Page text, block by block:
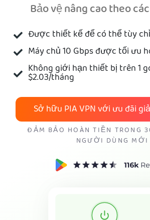
Đăng nhập
Bảo vệ nâng cao theo
Được thiết kế để có thể tùy
Máy chủ 10 Gbps được tối ưu
Không giới hạn thiết bị trên 1
$2.03/tháng
Sở hữu PIA VPN với ưu đãi
ĐẢM BẢO HOÀN TIỀN TRONG
NGƯỜI DÙNG MỚI